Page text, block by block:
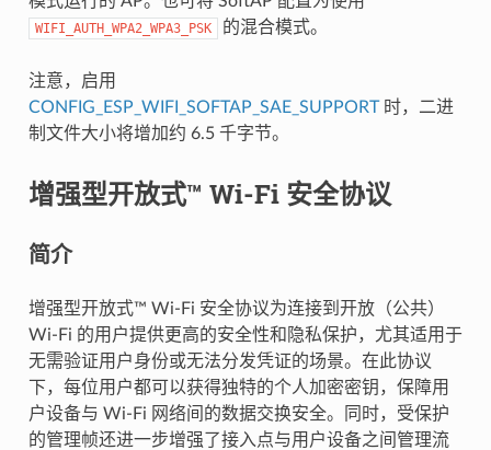
WIFI_AUTH_WPA2_WPA3_PSK 的混合模式。
注意，启用
CONFIG_ESP_WIFI_SOFTAP_SAE_SUPPORT时，二进
制文件大小将增加约 6.5 千字节。
增强型开放式™ Wi-Fi 安全协议
简介
增强型开放式™ Wi-Fi 安全协议为连接到开放（公共）
Wi-Fi 的用户提供更高的安全性和隐私保护，尤其适用于
无需验证用户身份或无法分发凭证的场景。在此协议
下，每位用户都可以获得独特的个人加密密钥，保障用
户设备与 Wi-Fi 网络间的数据交换安全。同时，受保护
的管理帧还进一步增强了接入点与用户设备之间管理流